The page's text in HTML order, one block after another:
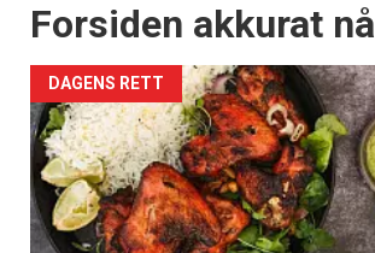
Forsiden akkurat nå
DAGENS RETT